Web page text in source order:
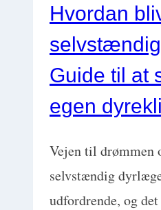
Hvordan
Guide til at
egen
Vejen til drømmen
selvstændig
udfordrende, og